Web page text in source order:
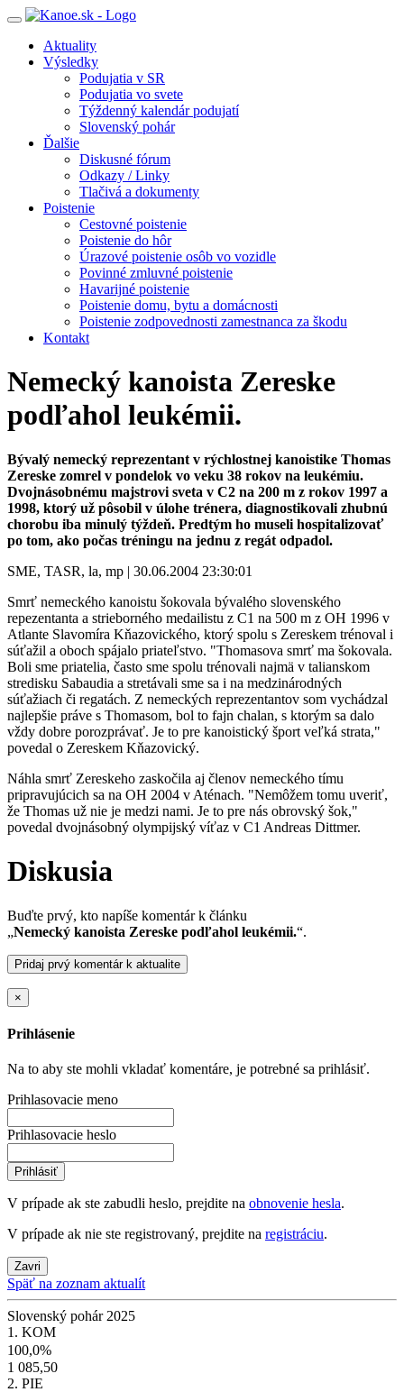
Toggle
navigationAktuality
Výsledky
Podujatia v SR
Podujatia vo svete
Týždenný kalendár podujatí
Slovenský pohár
Ďalšie
Diskusné fórum
Odkazy / Linky
Tlačivá a dokumenty
Poistenie
Cestovné poistenie
Poistenie do hôr
Úrazové poistenie osôb vo vozidle
Povinné zmluvné poistenie
Havarijné poistenie
Poistenie domu, bytu a domácnosti
Poistenie zodpovednosti zamestnanca za škodu
Kontakt
Nemecký kanoista Zereske
podľahol leukémii.
Bývalý nemecký reprezentant v rýchlostnej kanoistike Thomas
Zereske zomrel v pondelok vo veku 38 rokov na leukémiu.
Dvojnásobnému majstrovi sveta v C2 na 200 m z rokov 1997 a
1998, ktorý už pôsobil v úlohe trénera, diagnostikovali zhubnú
chorobu iba minulý týždeň. Predtým ho museli hospitalizovať
po tom, ako počas tréningu na jednu z regát odpadol.
SME, TASR, la, mp | 30.06.2004 23:30:01
Smrť nemeckého kanoistu šokovala bývalého slovenského
repezentanta a strieborného medailistu z C1 na 500 m z OH 1996 v
Atlante Slavomíra Kňazovického, ktorý spolu s Zereskem trénoval i
súťažil a oboch spájalo priateľstvo. "Thomasova smrť ma šokovala.
Boli sme priatelia, často sme spolu trénovali najmä v talianskom
stredisku Sabaudia a stretávali sme sa i na medzinárodných
súťažiach či regatách. Z nemeckých reprezentantov som vychádzal
najlepšie práve s Thomasom, bol to fajn chalan, s ktorým sa dalo
vždy dobre porozprávať. Je to pre kanoistický šport veľká strata,"
povedal o Zereskem Kňazovický.
Náhla smrť Zereskeho zaskočila aj členov nemeckého tímu
pripravujúcich sa na OH 2004 v Aténach. "Nemôžem tomu uveriť,
že Thomas už nie je medzi nami. Je to pre nás obrovský šok,"
povedal dvojnásobný olympijský víťaz v C1 Andreas Dittmer.
Diskusia
Buďte prvý, kto napíše komentár k článku
„Nemecký kanoista Zereske podľahol leukémii.“.
Pridaj prvý komentár k aktualite
×
Prihlásenie
Na to aby ste mohli vkladať komentáre, je potrebné sa prihlásiť.
Prihlasovacie meno
Prihlasovacie heslo
Prihlásiť
V prípade ak ste zabudli heslo, prejdite na obnovenie hesla.
V prípade ak nie ste registrovaný, prejdite na registráciu.
Zavri
Späť na zoznam aktualít
Slovenský pohár 2025
1. KOM
100,0%
1 085,50
2. PIE